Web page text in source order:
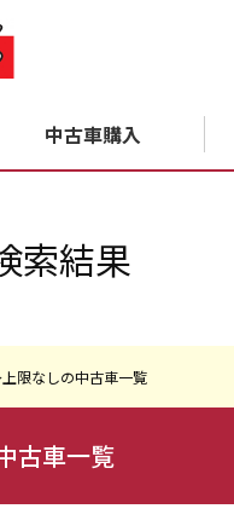
中古車購入
索結果
限なしの中古車一覧
古車一覧